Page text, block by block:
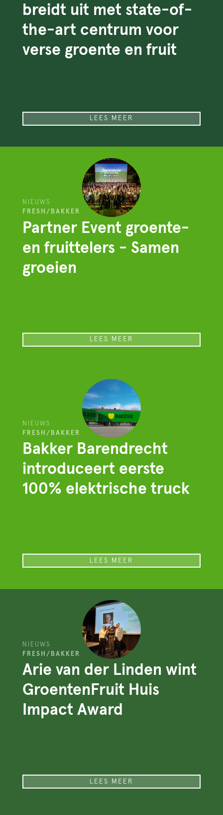
breidt uit met state-of-
the-art centrum voor
verse groente en fruit
LEES MEER
NIEUWS
FRESH/BAKKER
Partner Event groente-
en fruittelers - Samen
groeien
LEES MEER
NIEUWS
FRESH/BAKKER
Bakker Barendrecht
introduceert eerste
100% elektrische truck
LEES MEER
NIEUWS
FRESH/BAKKER
Arie van der Linden wint
GroentenFruit Huis
Impact Award
LEES MEER